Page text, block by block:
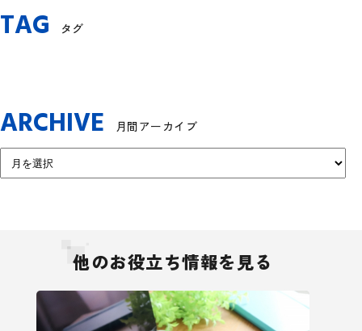
TAG タグ
ARCHIVE 月間アーカイブ
他のお役立ち情報を見る